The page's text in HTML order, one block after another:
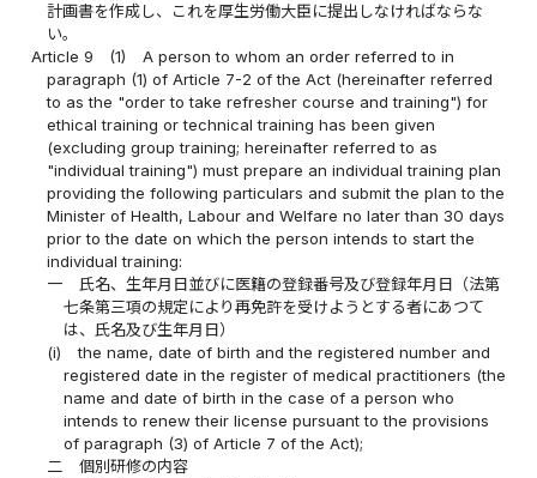
計画書を作成し、これを厚生労働大臣に提出しなければならな
い。
Article 9
(1)
A person to whom an order referred to in
paragraph (1) of Article 7-2 of the Act (hereinafter referred
to as the "order to take refresher course and training") for
ethical training or technical training has been given
(excluding group training; hereinafter referred to as
"individual training") must prepare an individual training plan
providing the following particulars and submit the plan to the
Minister of Health, Labour and Welfare no later than 30 days
prior to the date on which the person intends to start the
individual training:
一
氏名、生年月日並びに医籍の登録番号及び登録年月日（法第
七条第三項の規定により再免許を受けようとする者にあつて
は、氏名及び生年月日）
(i)
the name, date of birth and the registered number and
registered date in the register of medical practitioners (the
name and date of birth in the case of a person who
intends to renew their license pursuant to the provisions
of paragraph (3) of Article 7 of the Act);
二
個別研修の内容